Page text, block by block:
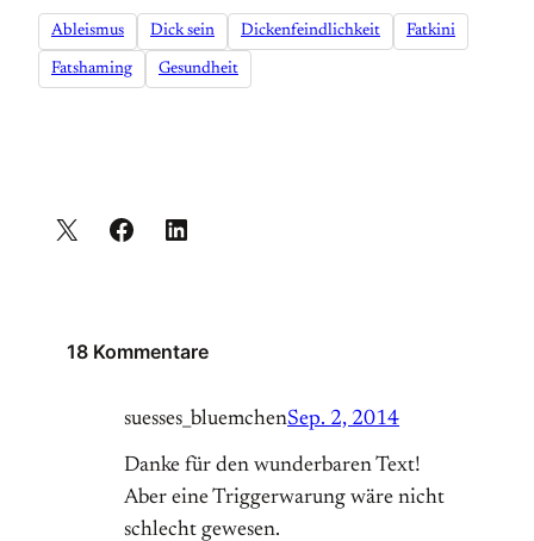
Ableismus Dick sein Dickenfeindlichkeit Fatkini
Fatshaming Gesundheit
18 Kommentare
suesses_bluemchenSep. 2, 2014
Danke für den wunderbaren Text!
Aber eine Triggerwarung wäre nicht
schlecht gewesen.